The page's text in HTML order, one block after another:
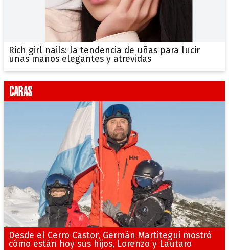
Rich girl nails: la tendencia de uñas para lucir
unas manos elegantes y atrevidas
Desde el Cerro Castor, Germán Martitegui mostró
cómo están hoy sus hijos, Lorenzo y Lautaro